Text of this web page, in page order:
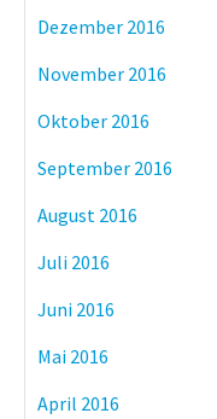
Dezember 2016
November 2016
Oktober 2016
September 2016
August 2016
Juli 2016
Juni 2016
Mai 2016
April 2016